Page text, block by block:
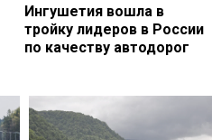
Ингушетия вошла в
тройку лидеров в России
по качеству автодорог